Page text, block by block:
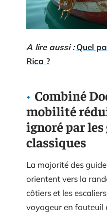
A lire aussi : Quel
Rica ?
Combiné
mobilité
ignoré par les
classiques
La majorité des
orientent vers la
côtiers et les
voyageur en fauteuil